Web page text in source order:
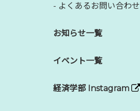
- よくあるお問い合わせ
お知らせ一覧
イベント一覧
経済学部 Instagram